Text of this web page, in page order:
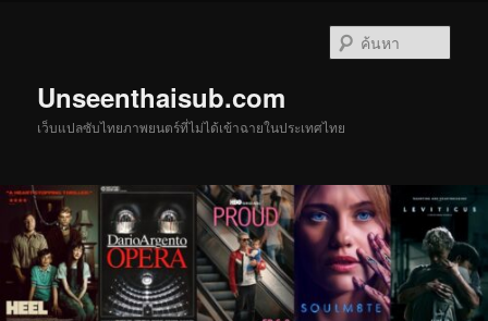
Unseenthaisub.com
เว็บแปลซับไทยภาพยนตร์ที่ไม่ได้เข้าฉายในประเทศไทย